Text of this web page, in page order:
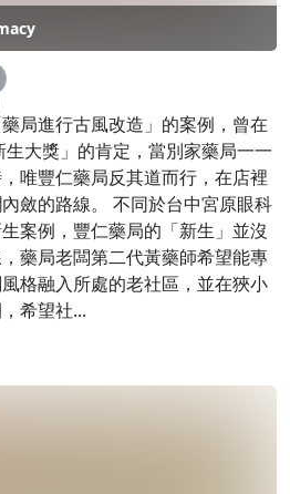
局進行古風改造」的案例，曾在
大獎」的肯定，當別家藥局一一
唯豐仁藥局反其道而行，在店裡
斂的路線。 不同於台中宮原眼科
案例，豐仁藥局的「新生」並沒
藥局老闆第二代黃藥師希望能專
格融入所處的老社區，並在狹小
希望社...